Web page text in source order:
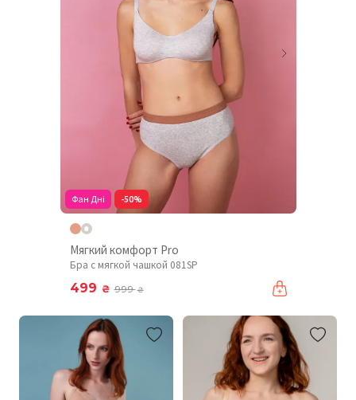
Фан Дні -50%
Мягкий комфорт Pro
Бра с мягкой чашкой 081SP
499 ₴ 999₴